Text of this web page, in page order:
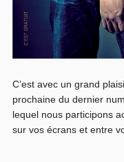
C’est avec un grand
prochaine du dernier
lequel nous participons
sur vos écrans et entre